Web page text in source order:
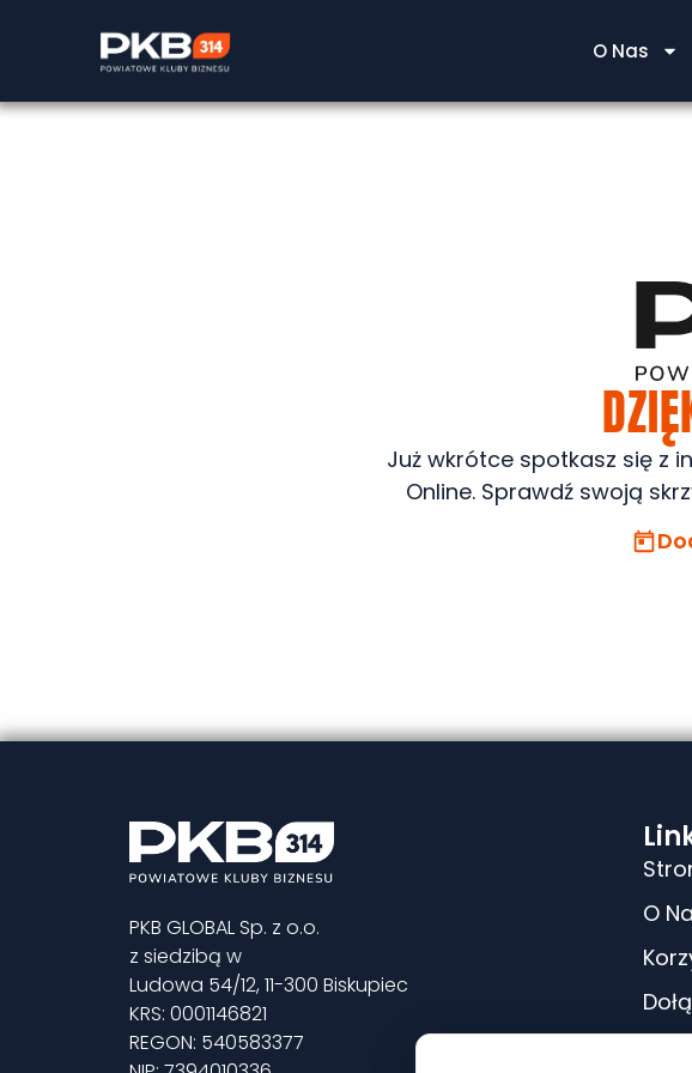
O Nas
Już wkrótce spotkasz się z
Online. Sprawdź swoją
PKB GLOBAL Sp. z o.o.
z siedzibą w
Ludowa 54/12, 11-300 Biskupiec
KRS: 0001146821
REGON: 540583377
O